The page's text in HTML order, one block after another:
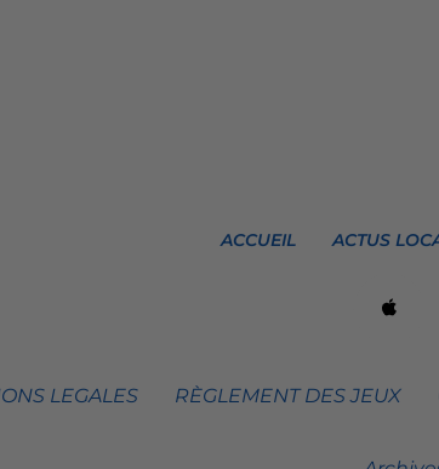
ACCUEIL ACTUS
LEGALES RÈGLEMENT DES JEUX